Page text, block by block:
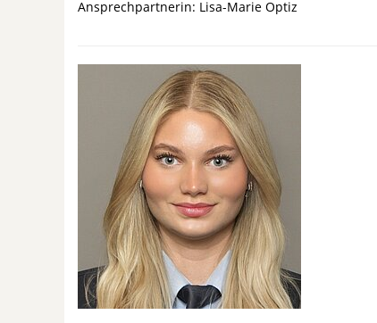
Ansprechpartnerin: Lisa-Marie Optiz